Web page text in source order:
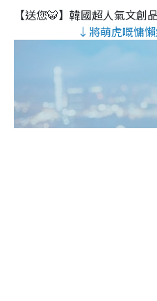
【送您🐯】韓國超人氣文創
↓將萌虎嘅慵